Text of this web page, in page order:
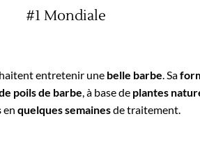
#1 Mondiale
entretenir une belle barbe. Sa
poils de barbe, à base de plantes
en quelques semainesde traitement.